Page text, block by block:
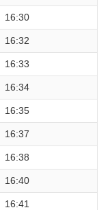
16:30
16:32
16:33
16:34
16:35
16:37
16:38
16:40
16:41